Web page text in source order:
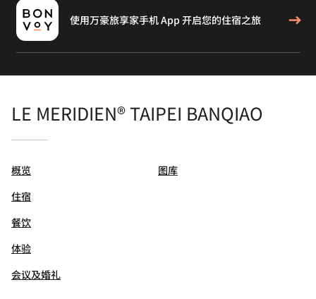
使用万豪旅享家手机 App 开启您的住宿之旅
LE MERIDIEN® TAIPEI BANQIAO
概览
住宿
餐饮
体验
会议及婚礼
图库